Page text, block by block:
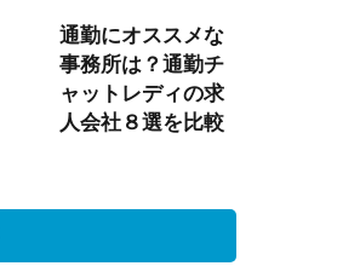
通勤にオススメな
事務所は？通勤チ
ャットレディの求
人会社８選を比較